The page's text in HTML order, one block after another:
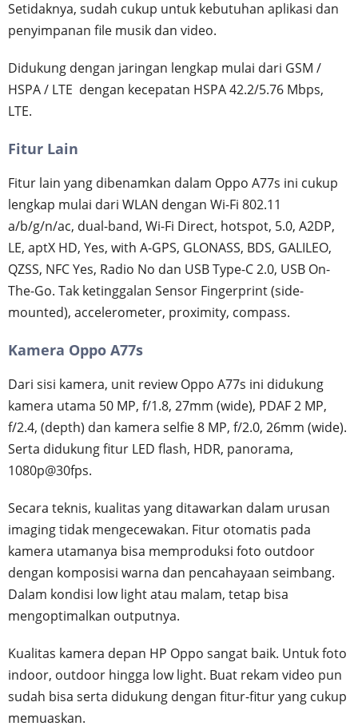
Setidaknya, sudah cukup untuk kebutuhan aplikasi dan
penyimpanan file musik dan video.
Didukung dengan jaringan lengkap mulai dari GSM /
HSPA / LTE dengan kecepatan HSPA 42.2/5.76 Mbps,
LTE.
Fitur Lain
Fitur lain yang dibenamkan dalam Oppo A77s ini cukup
lengkap mulai dari WLAN dengan Wi-Fi 802.11
a/b/g/n/ac, dual-band, Wi-Fi Direct, hotspot, 5.0, A2DP,
LE, aptX HD, Yes, with A-GPS, GLONASS, BDS, GALILEO,
QZSS, NFC Yes, Radio No dan USB Type-C 2.0, USB On-
The-Go. Tak ketinggalan Sensor Fingerprint (side-
mounted), accelerometer, proximity, compass.
Kamera Oppo A77s
Dari sisi kamera, unit review Oppo A77s ini didukung
kamera utama 50 MP, f/1.8, 27mm (wide), PDAF 2 MP,
f/2.4, (depth) dan kamera selfie 8 MP, f/2.0, 26mm (wide).
Serta didukung fitur LED flash, HDR, panorama,
1080p@30fps.
Secara teknis, kualitas yang ditawarkan dalam urusan
imaging tidak mengecewakan. Fitur otomatis pada
kamera utamanya bisa memproduksi foto outdoor
dengan komposisi warna dan pencahayaan seimbang.
Dalam kondisi low light atau malam, tetap bisa
mengoptimalkan outputnya.
Kualitas kamera depan HP Oppo sangat baik. Untuk foto
indoor, outdoor hingga low light. Buat rekam video pun
sudah bisa serta didukung dengan fitur-fitur yang cukup
memuaskan.